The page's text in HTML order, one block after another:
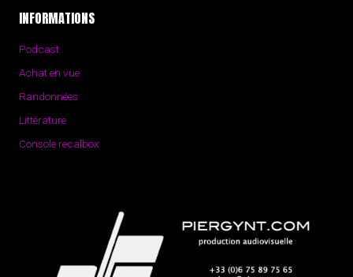
INFORMATIONS
Podcast
Achat en vue
Randonnées
Littérature
Console recalbox